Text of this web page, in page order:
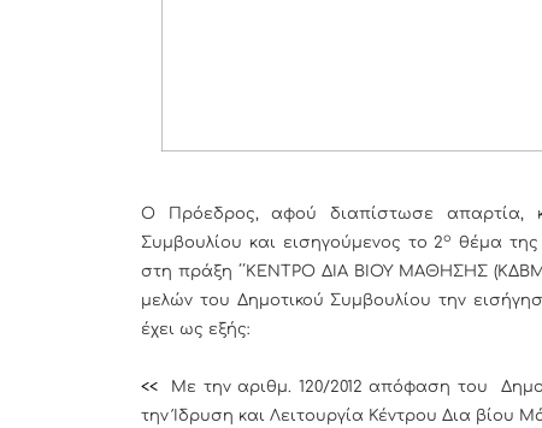
Ο Πρόεδρος, αφού διαπίστωσε απαρτία,
Συμβουλίου και εισηγούμενος το 2ο
θέμα της
στη πράξη ΄΄ΚΕΝΤΡΟ ΔΙΑ ΒΙΟΥ ΜΑΘΗΣΗΣ
μελών του Δημοτικού Συμβουλίου την
έχει ως εξής:
<< Με την αριθμ. 120/2012 απόφαση του
την Ίδρυση και Λειτουργία Κέντρου Δια βίου